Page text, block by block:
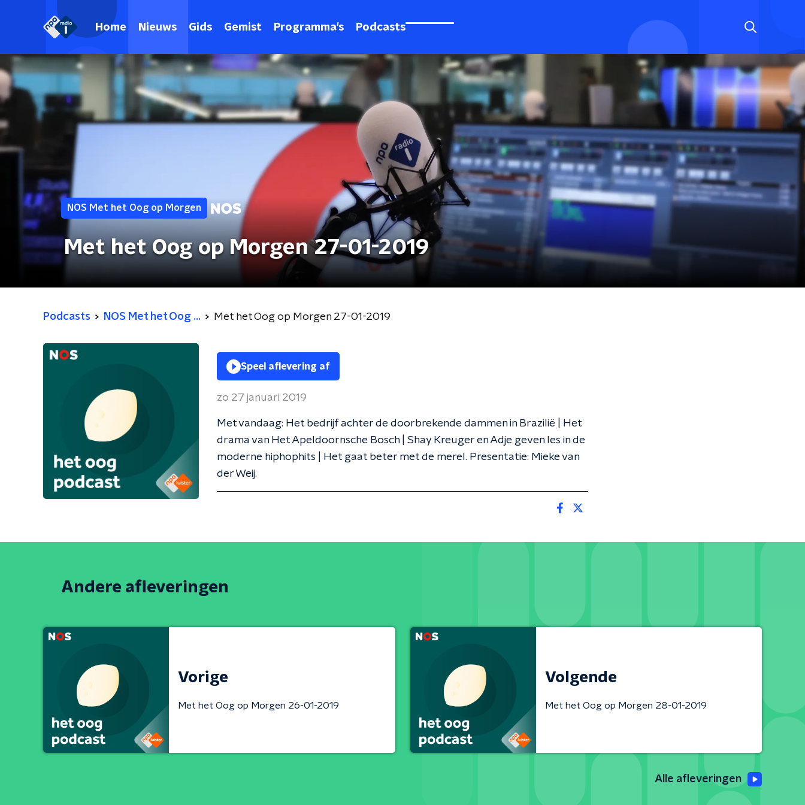
Home Nieuws Gids Gemist Programma's Podcasts
NOS Met het Oog op Morgen
Met het Oog op Morgen 27-01-2019
Podcasts NOS Met het Oog ... Met het Oog op Morgen 27-01-2019
Speel aflevering af
zo 27 januari 2019
Met vandaag: Het bedrijf achter de doorbrekende dammen in Brazilië | Het
drama van Het Apeldoornsche Bosch | Shay Kreuger en Adje geven les in de
moderne hiphophits | Het gaat beter met de merel. Presentatie: Mieke van
der Weij.
Andere afleveringen
Vorige
Met het Oog op Morgen 26-01-2019
Volgende
Met het Oog op Morgen 28-01-2019
Alle afleveringen